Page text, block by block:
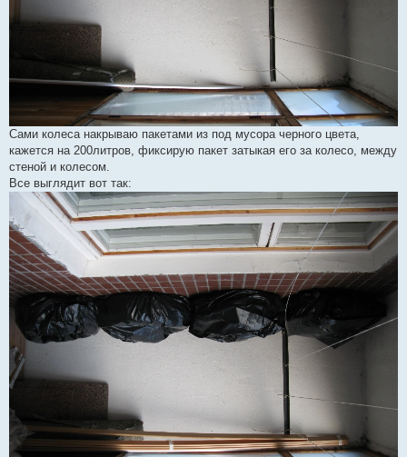
Сами колеса накрываю пакетами из под мусора черного цвета,
кажется на 200литров, фиксирую пакет затыкая его за колесо, между
стеной и колесом.
Все выглядит вот так: